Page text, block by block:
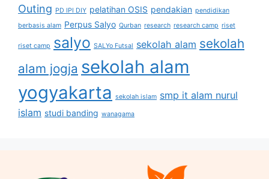
Outing PD IPI DIY pelatihan OSIS pendakian pendidikan
berbasis alam Perpus Salyo Qurban research research camp riset
riset camp salyo SALYo Futsal sekolah alam sekolah
alam jogja sekolah alam
yogyakarta sekolah islam smp it alam nurul
islam studi banding wanagama